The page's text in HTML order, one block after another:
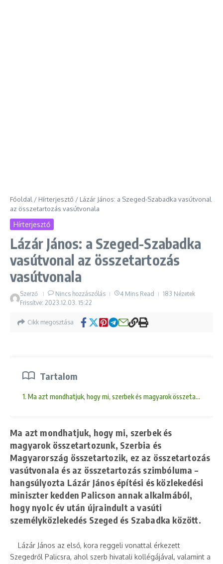
Főoldal / Hírterjesztő / Lázár János: a Szeged-Szabadka vasútvonal
az összetartozás vasútvonala
Hírterjesztő
Lázár János: a Szeged-Szabadka
vasútvonal az összetartozás
vasútvonala
Szerző Nincs hozzászólás 4 Mins Read
183 Nézetek
Frissítve: 2023.12.03. 15:22
Cikk megosztása
Tartalom
1. Ma azt mondhatjuk, hogy mi, szerbek és magyarok
Ma azt mondhatjuk, hogy mi, szerbek és
magyarok összetartozunk, Szerbia és
Magyarország összetartozik, ez az összetartozás
vasútvonala és az összetartozás szimbóluma –
hangsúlyozta Lázár János építési és közlekedési
miniszter kedden Palicson annak alkalmából,
hogy nyolc év után újraindult a vasúti
személyközlekedés Szeged és Szabadka között.
Lázár János az első, kora reggeli vonattal érkezett
Szegedről Palicsra, ahol szerb hivatali kollégájával, valamint a